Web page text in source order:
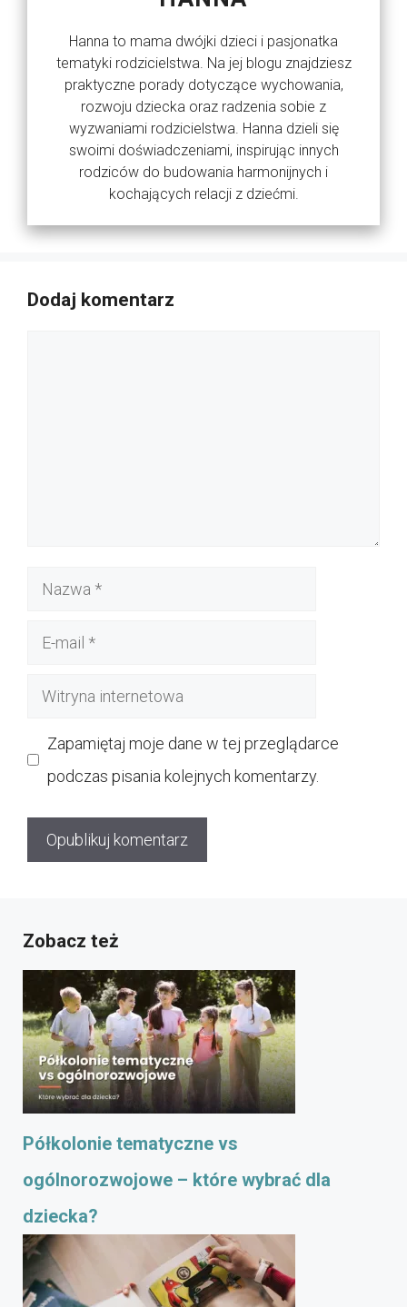
Hanna to mama dwójki dzieci i pasjonatka
tematyki rodzicielstwa. Na jej blogu znajdziesz
praktyczne porady dotyczące wychowania,
rozwoju dziecka oraz radzenia sobie z
wyzwaniami rodzicielstwa. Hanna dzieli się
swoimi doświadczeniami, inspirując innych
rodziców do budowania harmonijnych i
kochających relacji z dziećmi.
Dodaj komentarz
Nazwa
Witryna
Zapamiętaj moje dane w tej przeglądarce
podczas pisania kolejnych komentarzy.
Zobacz też
Półkolonie tematyczne vs
ogólnorozwojowe – które wybrać dla
dziecka?